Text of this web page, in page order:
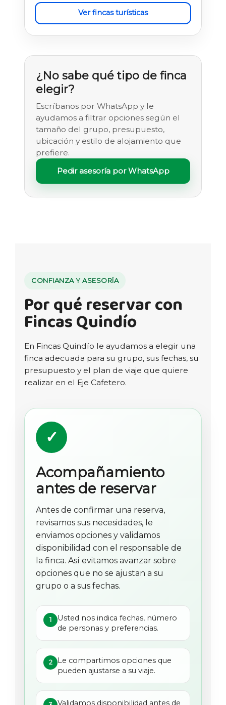
Ver fincas turísticas
¿No sabe qué tipo de finca
elegir?
Escríbanos por WhatsApp y le
ayudamos a filtrar opciones según el
tamaño del grupo, presupuesto,
ubicación y estilo de alojamiento que
prefiere.
Pedir asesoría por WhatsApp
CONFIANZA Y ASESORÍA
Por qué reservar con
Fincas Quindío
En Fincas Quindío le ayudamos a elegir una
finca adecuada para su grupo, sus fechas, su
presupuesto y el plan de viaje que quiere
realizar en el Eje Cafetero.
✓
Acompañamiento
antes de reservar
Antes de confirmar una reserva,
revisamos sus necesidades, le
enviamos opciones y validamos
disponibilidad con el responsable de
la finca. Así evitamos avanzar sobre
opciones que no se ajustan a su
grupo o a sus fechas.
1
Usted nos indica fechas, número
de personas y preferencias.
2
Le compartimos opciones que
pueden ajustarse a su viaje.
Validamos disponibilidad antes de